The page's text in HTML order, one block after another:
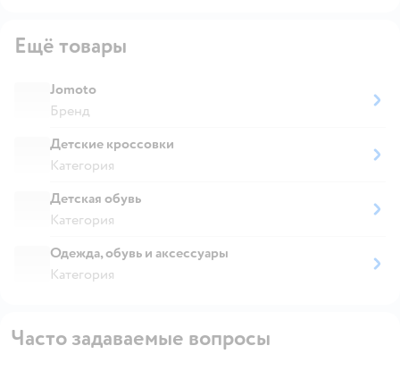
Ещё товары
Jomoto
Бренд
Детские кроссовки
Категория
Детская обувь
Категория
Одежда, обувь и аксессуары
Категория
Часто задаваемые вопросы